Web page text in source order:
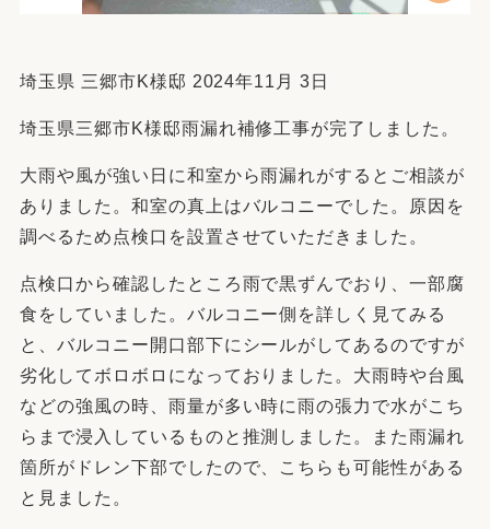
埼玉県 三郷市K様邸 2024年11月 3日
埼玉県三郷市K様邸雨漏れ補修工事が完了しました。
大雨や風が強い日に和室から雨漏れがするとご相談が
ありました。和室の真上はバルコニーでした。原因を
調べるため点検口を設置させていただきました。
点検口から確認したところ雨で黒ずんでおり、一部腐
食をしていました。バルコニー側を詳しく見てみる
と、バルコニー開口部下にシールがしてあるのですが
劣化してボロボロになっておりました。大雨時や台風
などの強風の時、雨量が多い時に雨の張力で水がこち
らまで浸入しているものと推測しました。また雨漏れ
箇所がドレン下部でしたので、こちらも可能性がある
と見ました。